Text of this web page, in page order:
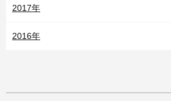
2017年
2016年